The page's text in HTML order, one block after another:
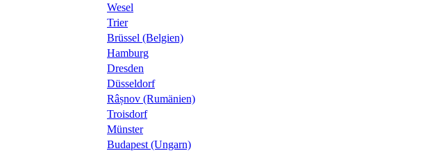
Wesel
Trier
Brüssel (Belgien)
Hamburg
Dresden
Düsseldorf
Râșnov (Rumänien)
Troisdorf
Münster
Budapest (Ungarn)